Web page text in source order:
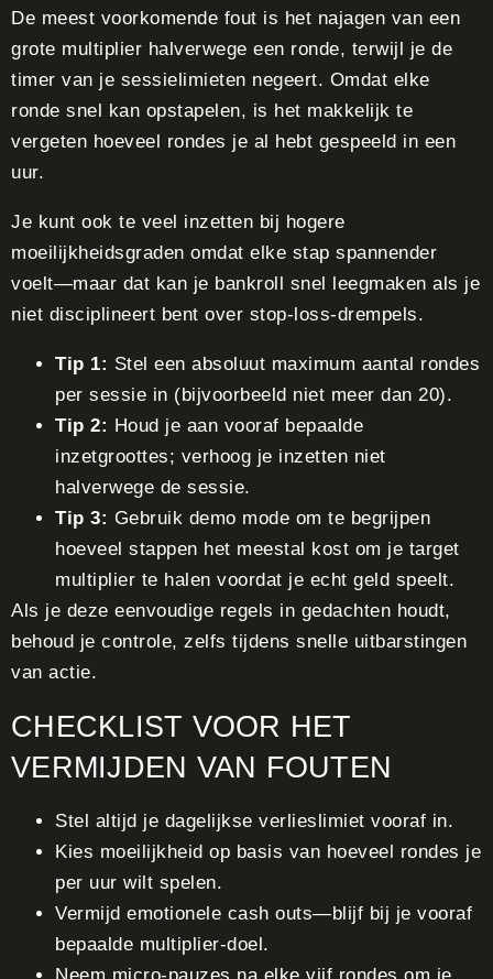
De meest voorkomende fout is het najagen van een
grote multiplier halverwege een ronde, terwijl je de
timer van je sessielimieten negeert. Omdat elke
ronde snel kan opstapelen, is het makkelijk te
vergeten hoeveel rondes je al hebt gespeeld in een
uur.
Je kunt ook te veel inzetten bij hogere
moeilijkheidsgraden omdat elke stap spannender
voelt—maar dat kan je bankroll snel leegmaken als je
niet disciplineert bent over stop‑loss‑drempels.
Tip 1: Stel een absoluut maximum aantal rondes
per sessie in (bijvoorbeeld niet meer dan 20).
Tip 2: Houd je aan vooraf bepaalde
inzetgroottes; verhoog je inzetten niet
halverwege de sessie.
Tip 3: Gebruik demo mode om te begrijpen
hoeveel stappen het meestal kost om je target
multiplier te halen voordat je echt geld speelt.
Als je deze eenvoudige regels in gedachten houdt,
behoud je controle, zelfs tijdens snelle uitbarstingen
van actie.
CHECKLIST VOOR HET
VERMIJDEN VAN FOUTEN
Stel altijd je dagelijkse verlieslimiet vooraf in.
Kies moeilijkheid op basis van hoeveel rondes je
per uur wilt spelen.
Vermijd emotionele cash outs—blijf bij je vooraf
bepaalde multiplier-doel.